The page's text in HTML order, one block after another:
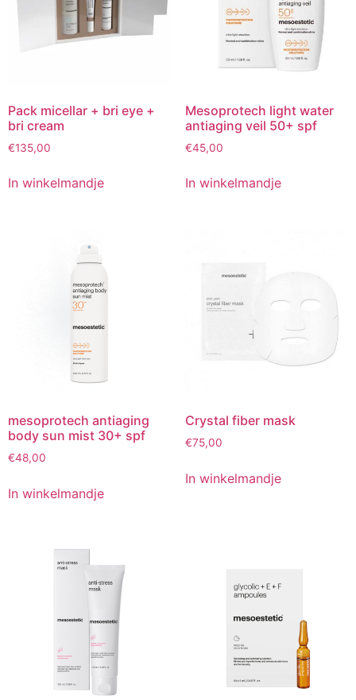
Pack micellar + bri eye +
bri cream
€135,00
In winkelmandje
Mesoprotech light water
antiaging veil 50+ spf
€45,00
In winkelmandje
mesoprotech antiaging
body sun mist 30+ spf
€48,00
In winkelmandje
Crystal fiber mask
€75,00
In winkelmandje